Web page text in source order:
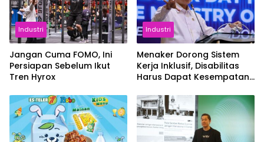
Industri
Jangan Cuma FOMO, Ini
Persiapan Sebelum Ikut
Tren Hyrox
Industri
Menaker Dorong Sistem
Kerja Inklusif, Disabilitas
Harus Dapat Kesempatan